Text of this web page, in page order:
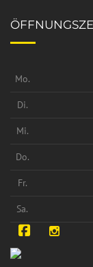
Mo.
Di.
Mi.
Do.
Fr.
Sa.
Facebook